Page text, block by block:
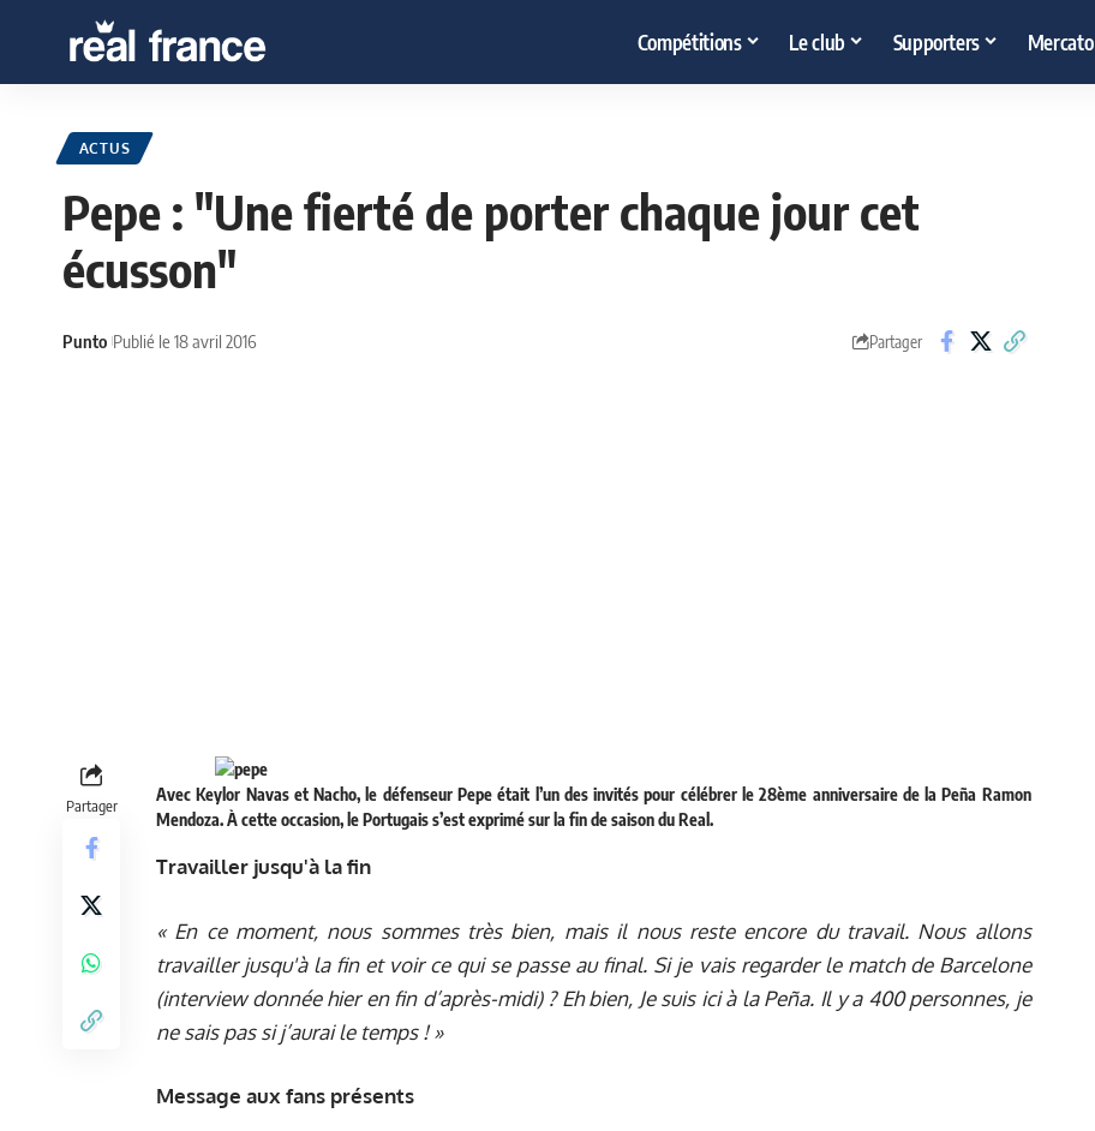
Compétitions Le club Supporters Mercato
ACTUS
Pepe : "Une fierté de porter chaque jour cet
écusson"
Punto Publié le 18 avril 2016 Partager
Partager
Avec Keylor Navas et Nacho, le défenseur Pepe était l’un des invités pour célébrer le 28ème anniversaire de la Peña Ramon
Mendoza. À cette occasion, le Portugais s’est exprimé sur la fin de saison du Real.
Travailler jusqu'à la fin
« En ce moment, nous sommes très bien, mais il nous reste encore du travail. Nous allons
travailler jusqu'à la fin et voir ce qui se passe au final. Si je vais regarder le match de Barcelone
(interview donnée hier en fin d’après-midi) ? Eh bien, Je suis ici à la Peña. Il y a 400 personnes, je
ne sais pas si j’aurai le temps ! »
Message aux fans présents